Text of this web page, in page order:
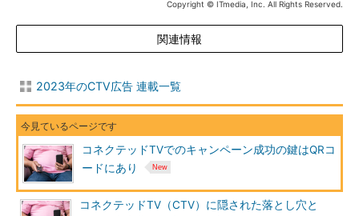
Copyright © ITmedia, Inc. All Rights Reserved.
関連情報
2023年のCTV広告 連載一覧
コネクテッドTVでのキャンペーン成功の鍵はQRコ
ードにあり
コネクテッドTV（CTV）に隠された落とし穴と